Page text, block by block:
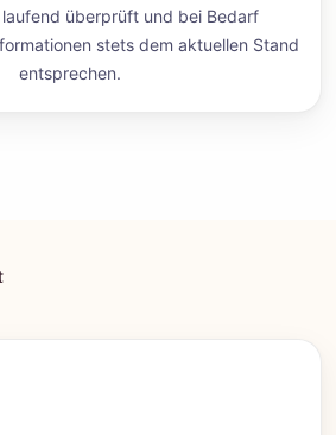
überprüft und bei Bedarf
stets dem aktuellen Stand
entsprechen.